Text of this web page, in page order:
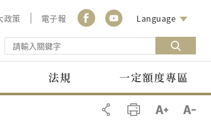
政策 電子報 Language
法規 一定額度專區